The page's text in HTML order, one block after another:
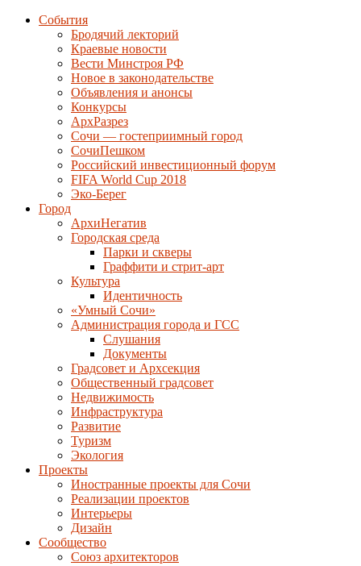
События
Бродячий лекторий
Краевые новости
Вести Минстроя РФ
Новое в законодательстве
Объявления и анонсы
Конкурсы
АрхРазрез
Сочи — гостеприимный город
СочиПешком
Российский инвестиционный форум
FIFA World Cup 2018
Эко-Берег
Город
АрхиНегатив
Городская среда
Парки и скверы
Граффити и стрит-арт
Культура
Идентичность
«Умный Сочи»
Администрация города и ГСС
Слушания
Документы
Градсовет и Архсекция
Общественный градсовет
Недвижимость
Инфраструктура
Развитие
Туризм
Экология
Проекты
Иностранные проекты для Сочи
Реализации проектов
Интерьеры
Дизайн
Сообщество
Союз архитекторов